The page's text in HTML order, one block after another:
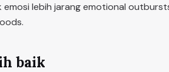
lebih jarang emotional
baik